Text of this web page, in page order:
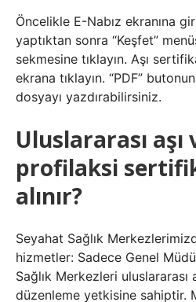
Öncelikle E-Nabız ekranına
yaptıktan sonra “Keşfet”
sekmesine tıklayın. Aşı
ekrana tıklayın. “PDF”
dosyayı yazdırabilirsiniz.
Uluslararası aşı
profilaksi
alınır?
Seyahat Sağlık
hizmetler: Sadece Genel
Sağlık Merkezleri uluslararası
düzenleme yetkisine sahiptir.